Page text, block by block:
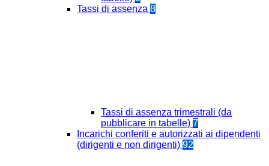
Tassi di assenza 8
Tassi di assenza trimestrali (da
pubblicare in tabelle) 7
Incarichi conferiti e autorizzati ai dipendenti
(dirigenti e non dirigenti) 92